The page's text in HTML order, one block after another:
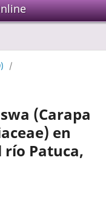
/
(Carapa
en
río Patuca,